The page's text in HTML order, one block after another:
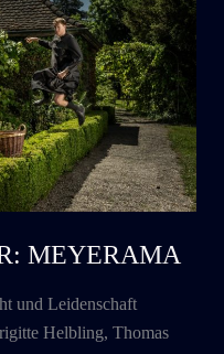
MEYERAMA
und Leidenschaft
Helbling, Thomas